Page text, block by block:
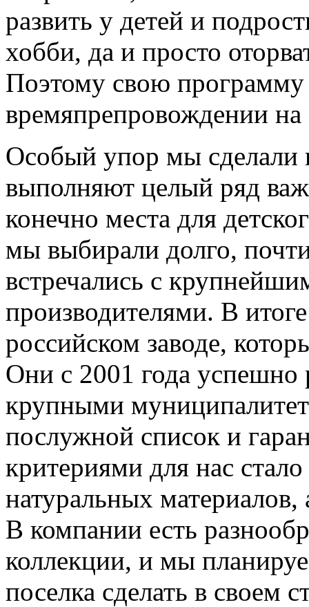
развить у детей и
хобби, да и просто
Поэтому свою
времяпрепровождении на
Особый упор мы сделали
выполняют целый ряд
конечно места для
мы выбирали долго,
встречались с
производителями. В
российском заводе,
Они с 2001 года успешно
крупными
послужной список и
критериями для нас
натуральных
В компании есть
коллекции, и мы
поселка сделать в своем